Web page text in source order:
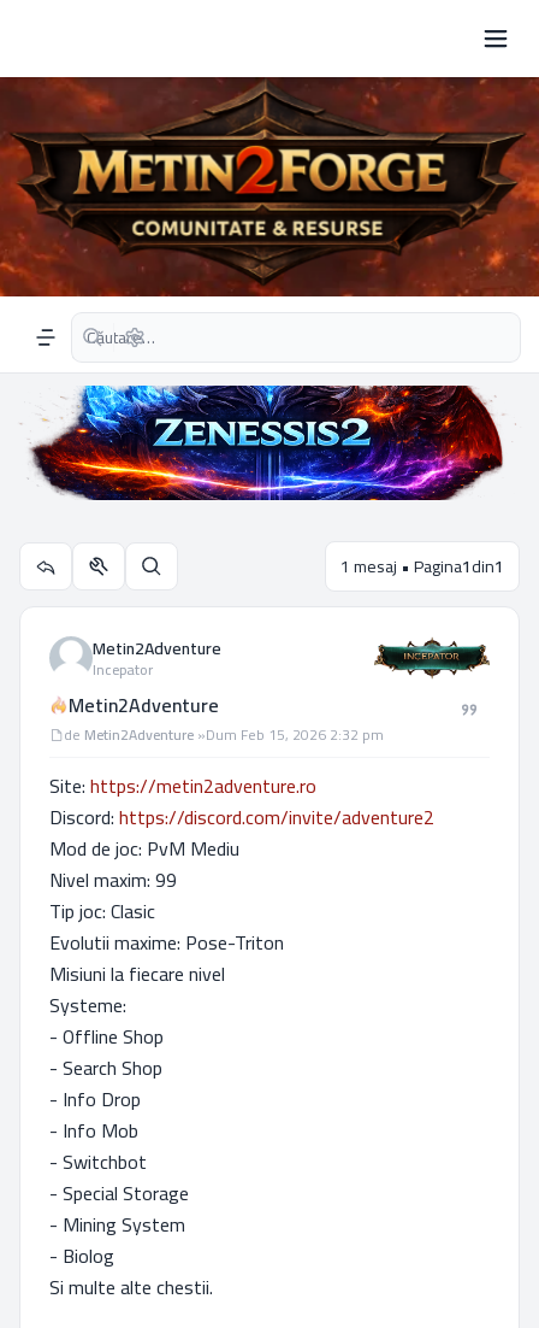
Navigation menu
Căutare avansată
Utilitare subiect
Căutare 1 mesaj • Pagina1din1
Metin2Adventure
Incepator
Metin2Adventure
Mesaj
de Metin2Adventure»Dum Feb 15, 2026 2:32 pm
Site:https://metin2adventure.ro
Discord:https://discord.com/invite/adventure2
Mod de joc: PvM Mediu
Nivel maxim: 99
Tip joc: Clasic
Evolutii maxime: Pose-Triton
Misiuni la fiecare nivel
Systeme:
- Offline Shop
- Search Shop
- Info Drop
- Info Mob
- Switchbot
- Special Storage
- Mining System
- Biolog
Si multe alte chestii.